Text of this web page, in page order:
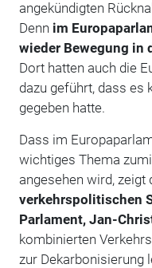
angekündigten
Denn im
wieder Bewegung in
Dort hatten auch die
dazu geführt, dass es
gegeben hatte.
Dass im
wichtiges Thema
angesehen wird, zeigt
verkehrspolitischen
Parlament, Jan-
kombinierten
zur Dekarbonisierung